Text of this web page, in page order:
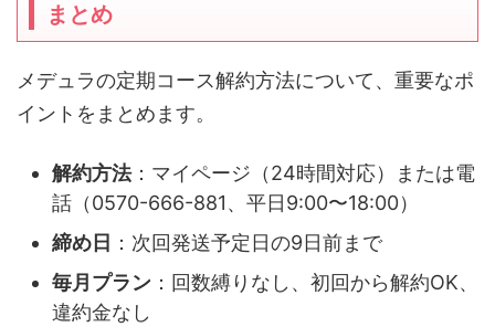
まとめ
メデュラの定期コース解約方法について、重要なポ
イントをまとめます。
解約方法：マイページ（24時間対応）または電
話（0570-666-881、平日9:00〜18:00）
締め日 ：次回発送予定日の9日前まで
毎月プラン ：回数縛りなし、初回から解約OK、
違約金なし